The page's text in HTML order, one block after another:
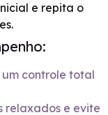
e repita o
controle total
relaxados e evite